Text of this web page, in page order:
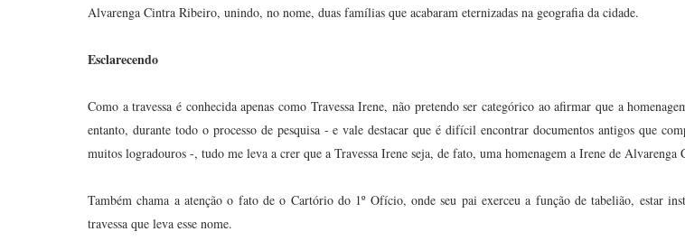
Alvarenga Cintra Ribeiro, unindo, no nome, duas famílias que acabaram eternizadas na geografia da cidade.
Esclarecendo
Como a travessa é conhecida apenas como Travessa Irene, não pretendo ser categórico ao afirmar que a
entanto, durante todo o processo de pesquisa - e vale destacar que é difícil encontrar documentos antigos que
muitos logradouros -, tudo me leva a crer que a Travessa Irene seja, de fato, uma homenagem a Irene de Alvarenga
Também chama a atenção o fato de o Cartório do 1º Ofício, onde seu pai exerceu a função de tabelião, estar
travessa que leva esse nome.